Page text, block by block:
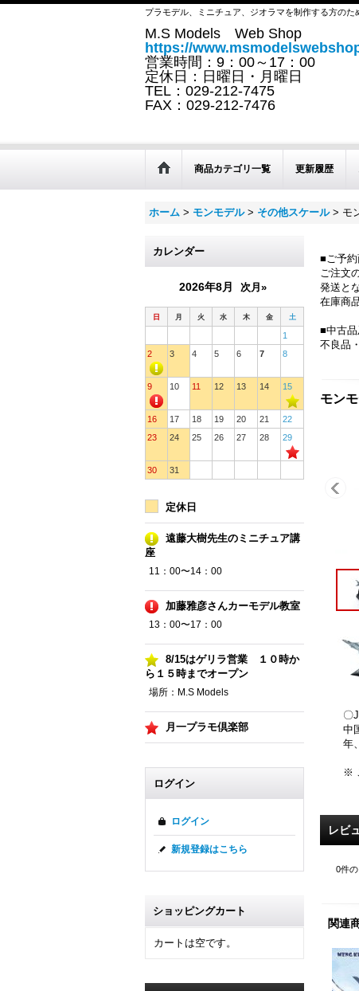
プラモデル、ミニチュア、ジオラマを制作する方の
M.S Models Web Shop
https://
営業時間：9：00～17：00
定休日：日曜日・月曜日
TEL：029-212-7475
FAX：029-212-7476
商品カテゴリ一覧 更新履歴
ホーム > モンモデル > その他スケール > モ
カレンダー
2026年8月 次月»
日 月 火 水 木 金 土
1
2
3 4 5 6 7 8
9 10 11 12 13 14 15
16 17 18 19 20 21
22
23
24 25 26 27 28 29
30 31
定休日
遠藤大樹先生のミニチュア講
座
11：00〜14：00
加藤雅彦さんカーモデル教室
13：00〜17：00
8/15はゲリラ営業 １０時か
ら１５時までオープン
場所：M.S Models
月一プラモ倶楽部
ログイン
ログイン
新規登録はこちら
ショッピングカート
カートは空です。
■ご予
ご注文
発送と
在庫商
■中古
不良品
モン
〇
中
年
※
レビ
0件
関連